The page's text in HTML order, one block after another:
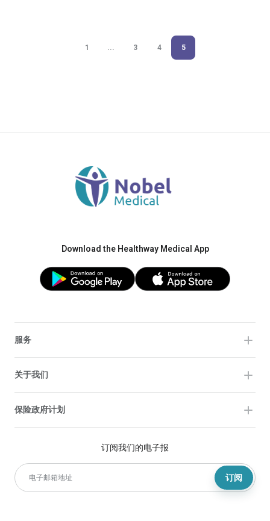
1 ... 3 4 5
Download the Healthway Medical App
订阅我们的电子报
订阅
服务
关于我们
保险政府计划